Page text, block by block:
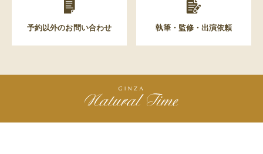
予約以外のお問い合わせ 執筆・監修・出演依頼